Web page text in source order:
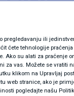
pregledavanju ili
ćete tehnologije praćenja
Ako su alati za praćenje
za vas. Možete se vratiti
klikom na Upravljaj
web stranice, ako je
pogledajte našu